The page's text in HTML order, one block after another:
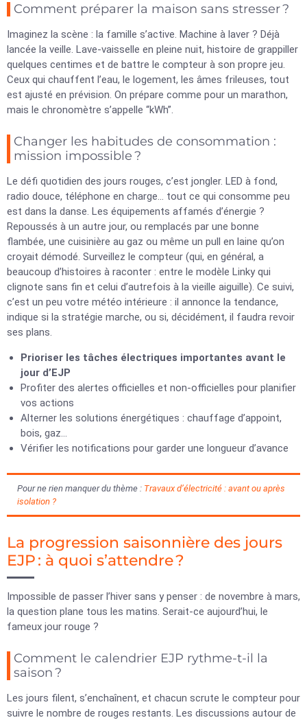
Comment préparer la maison sans stresser ?
Imaginez la scène : la famille s’active. Machine à laver ? Déjà
lancée la veille. Lave-vaisselle en pleine nuit, histoire de grappiller
quelques centimes et de battre le compteur à son propre jeu.
Ceux qui chauffent l’eau, le logement, les âmes frileuses, tout
est ajusté en prévision. On prépare comme pour un marathon,
mais le chronomètre s’appelle “kWh”.
Changer les habitudes de consommation :
mission impossible ?
Le défi quotidien des jours rouges, c’est jongler. LED à fond,
radio douce, téléphone en charge… tout ce qui consomme peu
est dans la danse. Les équipements affamés d’énergie ?
Repoussés à un autre jour, ou remplacés par une bonne
flambée, une cuisinière au gaz ou même un pull en laine qu’on
croyait démodé. Surveillez le compteur (qui, en général, a
beaucoup d’histoires à raconter : entre le modèle Linky qui
clignote sans fin et celui d’autrefois à la vieille aiguille). Ce suivi,
c’est un peu votre météo intérieure : il annonce la tendance,
indique si la stratégie marche, ou si, décidément, il faudra revoir
ses plans.
Prioriser les tâches électriques importantes avant le
jour d’EJP
Profiter des alertes officielles et non-officielles pour planifier
vos actions
Alterner les solutions énergétiques : chauffage d’appoint,
bois, gaz…
Vérifier les notifications pour garder une longueur d’avance
Pour ne rien manquer du thème : Travaux d’électricité : avant ou après
isolation ?
La progression saisonnière des jours
EJP : à quoi s’attendre ?
Impossible de passer l’hiver sans y penser : de novembre à mars,
la question plane tous les matins. Serait-ce aujourd’hui, le
fameux jour rouge ?
Comment le calendrier EJP rythme-t-il la
saison ?
Les jours filent, s’enchaînent, et chacun scrute le compteur pour
suivre le nombre de rouges restants. Les discussions autour de